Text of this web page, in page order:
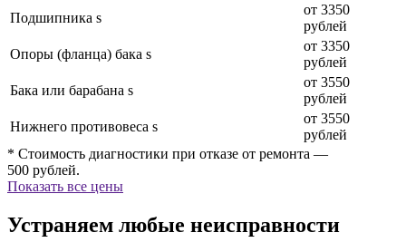
Подшипника s
от 3350
рублей
Опоры (фланца) бака s
от 3350
рублей
Бака или барабана s
от 3550
рублей
Нижнего противовеса s
от 3550
рублей
* Стоимость диагностики при отказе от ремонта —
500 рублей.
Показать все цены
Устраняем любые неисправности